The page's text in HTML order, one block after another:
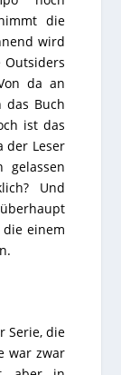
die
wird
Outsiders
da an
das Buch
ist das
der Leser
Und
die einem
Serie, die
war zwar